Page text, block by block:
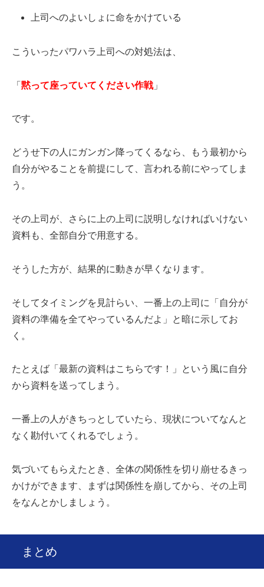
上司へのよいしょに命をかけている
こういったパワハラ上司への対処法は、
「 黙って座っていてください作戦」
です。
どうせ下の人にガンガン降ってくるなら、もう最初から
自分がやることを前提にして、言われる前にやってしま
う。
その上司が、さらに上の上司に説明しなければいけない
資料も、全部自分で用意する。
そうした方が、結果的に動きが早くなります。
そしてタイミングを見計らい、一番上の上司に「自分が
資料の準備を全てやっているんだよ」と暗に示してお
く。
たとえば「最新の資料はこちらです！」という風に自分
から資料を送ってしまう。
一番上の人がきちっとしていたら、現状についてなんと
なく勘付いてくれるでしょう。
気づいてもらえたとき、全体の関係性を切り崩せるきっ
かけができます、まずは関係性を崩してから、その上司
をなんとかしましょう。
まとめ